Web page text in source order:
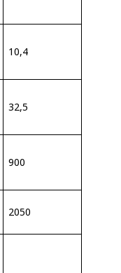
10,4
32,5
900
2050